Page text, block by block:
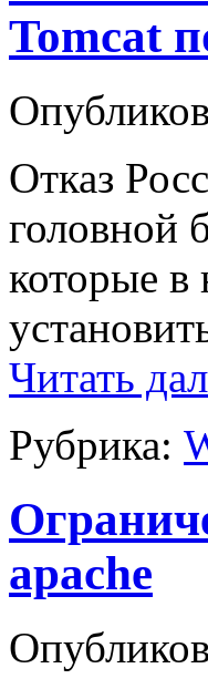
Tomcat
Отказ
головной
которые в
Читать
Рубрика:
apache